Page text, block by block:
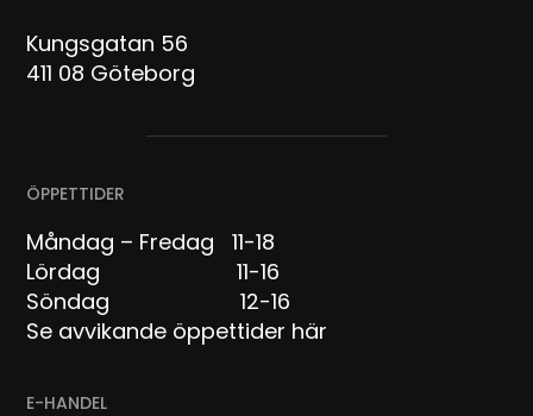
Kungsgatan 56
411 08 Göteborg
ÖPPETTIDER
Måndag – Fredag 11-18
Lördag 11-16
Söndag 12-16
Se avvikande öppettider här
E-HANDEL